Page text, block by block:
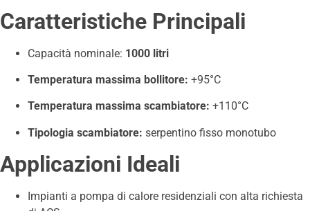
Caratteristiche Principali
Capacità nominale: 1000 litri
Temperatura massima bollitore: +95°C
Temperatura massima scambiatore: +110°C
Tipologia scambiatore: serpentino fisso monotubo
Applicazioni Ideali
Impianti a pompa di calore residenziali con alta richiesta